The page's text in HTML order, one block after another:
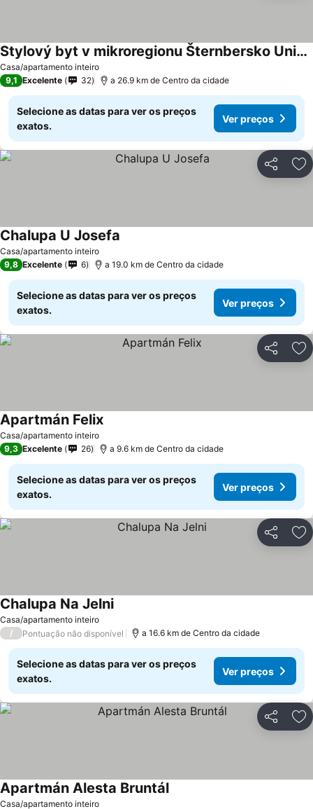
Casa/apartamento inteiro
Stylový byt v mikroregionu Šternbersko Uničovsko
Ver preços
9,1 Excelente 32 a 26.9 km de Centro da cidade
Selecione as datas para ver os preços
exatos.
Ver preços
Partilhar
Casa/apartamento inteiro
Chalupa U Josefa
9,8 Excelente 6 a 19.0 km de Centro da cidade
Selecione as datas para ver os preços
exatos.
Ver preços
Partilhar
Casa/apartamento inteiro
Apartmán FelixVer preços
9,3 Excelente 26 a 9.6 km de Centro da cidade
Selecione as datas para ver os preços
exatos.
Ver preços
Partilhar
Casa/apartamento inteiro
Chalupa Na JelniVer preços
/ Pontuação não disponível a 16.6 km de Centro da cidade
Selecione as datas para ver os preços
exatos.
Ver preços
Partilhar
Casa/apartamento inteiro
Apartmán Alesta BruntálVer preços